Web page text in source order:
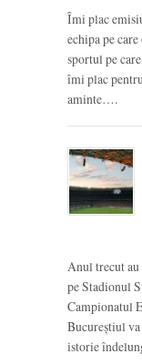
Îmi plac
echipa pe
sportul pe
îmi plac
aminte….
Anul trecut
pe Stadionul
Campionatul
Bucureștiul
istorie